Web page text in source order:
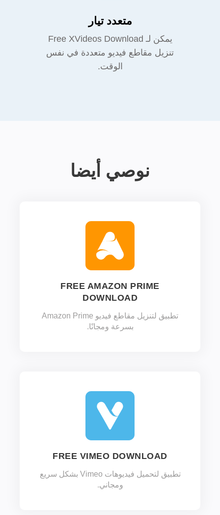
متعدد تيار
يمكن لـ Free XVideos Download
تنزيل مقاطع فيديو متعددة في نفس
الوقت.
نوصي أيضا
FREE AMAZON PRIME
DOWNLOAD
تطبيق لتنزيل مقاطع فيديو Amazon Prime
بسرعة ومجانًا.
FREE VIMEO DOWNLOAD
تطبيق لتحميل فيديوهات Vimeo بشكل سريع
ومجاني.